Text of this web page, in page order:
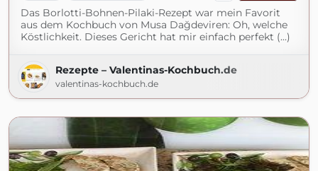
Das Borlotti-Bohnen-Pilaki-Rezept war mein Favorit
aus dem Kochbuch von Musa Dağdeviren: Oh, welche
Köstlichkeit. Dieses Gericht hat mir einfach perfekt (...)
Rezepte – Valentinas-Kochbuch.de
valentinas-kochbuch.de